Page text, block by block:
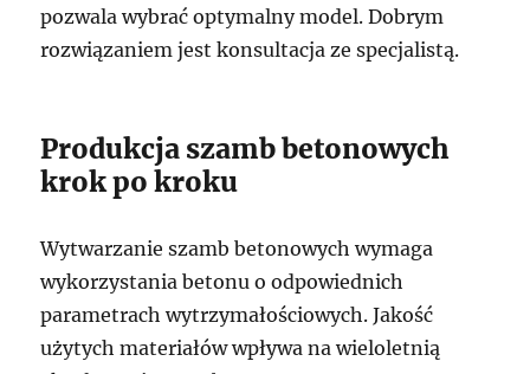
pozwala wybrać optymalny model. Dobrym
rozwiązaniem jest konsultacja ze specjalistą.
Produkcja szamb betonowych
krok po kroku
Wytwarzanie szamb betonowych wymaga
wykorzystania betonu o odpowiednich
parametrach wytrzymałościowych. Jakość
użytych materiałów wpływa na wieloletnią